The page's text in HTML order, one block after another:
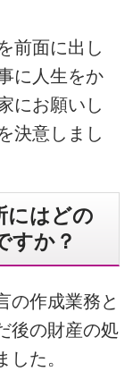
前面に出し
に人生をか
にお願いし
決意しまし
にはどの
すか？
の作成業務と
後の財産の処
した。